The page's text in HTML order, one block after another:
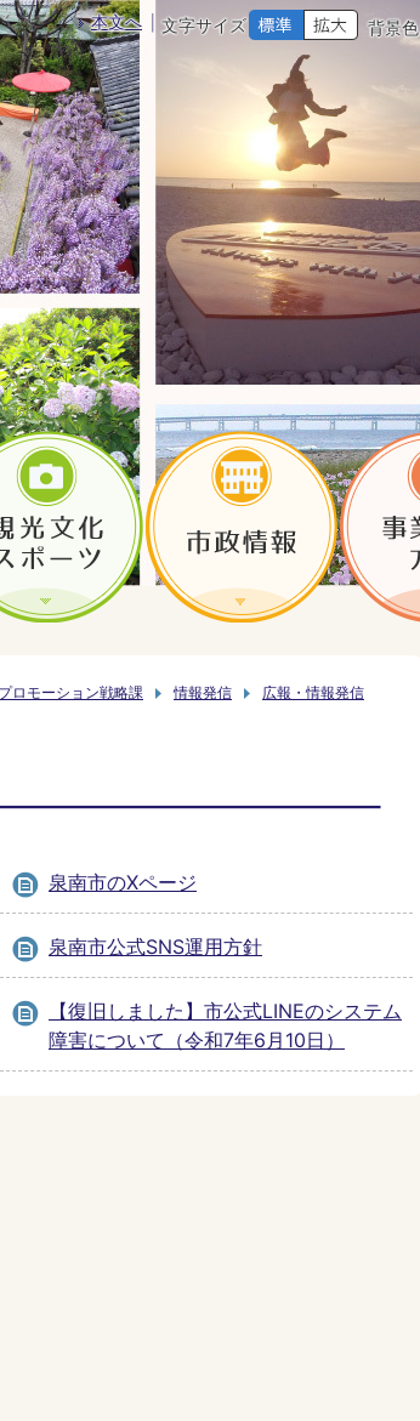
本文へ 文字サイズ 背景色
プロモーション戦略課 情報発信
広報・情報発信
泉南市のXページ
泉南市公式SNS運用方針
【復旧しました】市公式LINEのシステム
障害について（令和7年6月10日）